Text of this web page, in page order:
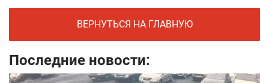
ВЕРНУТЬСЯ НА ГЛАВНУЮ
Последние новости: